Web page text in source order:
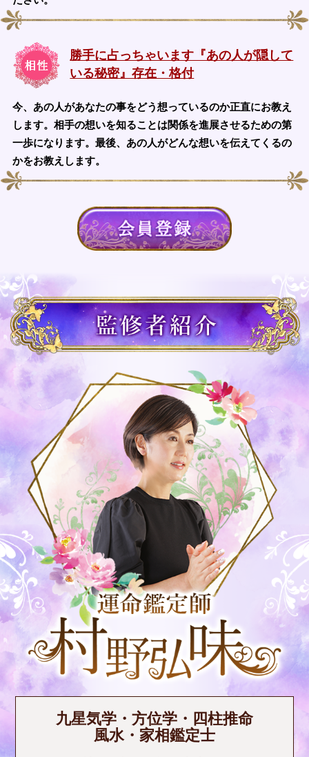
勝手に占っちゃいます『あの人が隠して
いる秘密』存在・格付
今、あの人があなたの事をどう想っているのか正直にお教え
します。相手の想いを知ることは関係を進展させるための第
一歩になります。最後、あの人がどんな想いを伝えてくるの
かをお教えします。
九星気学・方位学・四柱推命
風水・家相鑑定士